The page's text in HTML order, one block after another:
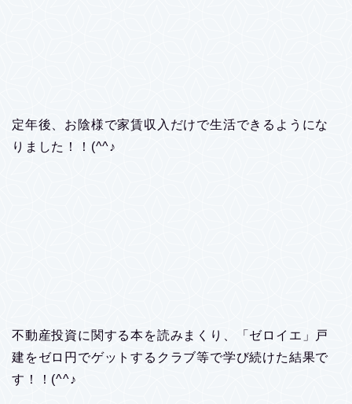
定年後、お陰様で家賃収入だけで生活できるようにな
りました！！(^^♪
不動産投資に関する本を読みまくり、「ゼロイエ」戸
建をゼロ円でゲットするクラブ等で学び続けた結果で
す！！(^^♪